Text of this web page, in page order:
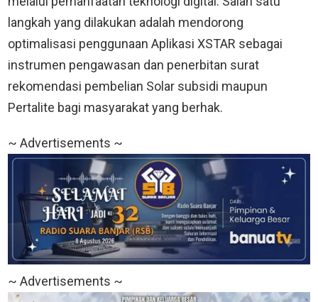
langkah yang dilakukan adalah mendorong
optimalisasi penggunaan Aplikasi XSTAR sebagai
instrumen pengawasan dan penerbitan surat
rekomendasi pembelian Solar subsidi maupun
Pertalite bagi masyarakat yang berhak.
~ Advertisements ~
~ Advertisements ~